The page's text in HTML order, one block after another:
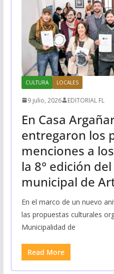
CULTURA LOCALES
9 julio, 2026 EDITORIAL FL
En Casa
entregaron los
menciones a
la 8° edición
municipal de
En el marco de un nuevo
las propuestas culturales
Municipalidad de
Read More